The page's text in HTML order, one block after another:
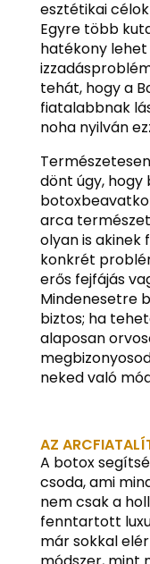
esztétikai
Egyre több
hatékony
tehát, hogy a
fiatalabbnak
noha nyilván
dönt úgy, hogy
arca
olyan is
konkrét
erős fejfájás
Mindenesetre
biztos; ha
alaposan
neked való
AZ
A botox
csoda, ami
nem csak a
fenntartott
már sokkal